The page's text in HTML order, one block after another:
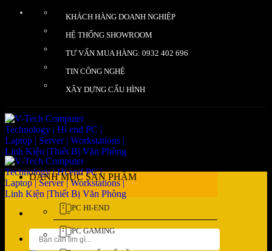
KHÁCH HÀNG DOANH NGHIỆP
HỆ THỐNG SHOWROOM
TƯ VẤN MUA HÀNG: 0932 402 696
TIN CÔNG NGHỆ
XÂY DỰNG CẤU HÌNH
Tìm
kiếm:
DANH MỤC SẢN PHẨM
PC HI-END
PC GAMING